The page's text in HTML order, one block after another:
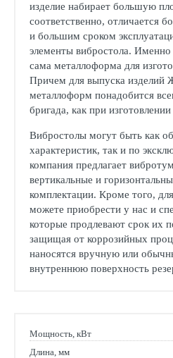
изделие набирает большую
соответственно, отличается
и большим сроком
элементы вибростола. Именно
сама металлоформа для
Причем для выпуска
металлоформ понадобится
бригада, как при
Вибростолы могут быть как
характеристик, так и по
компания предлагает
вертикальные и
комплектации. Кроме того,
можете приобрести у нас и
которые продлевают срок их
защищая от коррозийных
наносятся вручную или
внутреннюю поверхность
Мощность, кВт
Длина, мм